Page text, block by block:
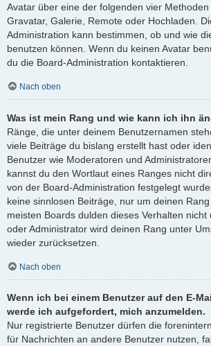
Avatar über eine der folgenden vier
Gravatar, Galerie, Remote oder Hochladen.
Administration kann bestimmen, ob und wie
benutzen können. Wenn du keinen Avatar
du die Board-Administration kontaktieren.
Nach oben
Was ist mein Rang und wie kann ich ihn
Ränge, die unter deinem Benutzernamen
viele Beiträge du bislang erstellt hast oder
Benutzer wie Moderatoren und
kannst du den Wortlaut eines Ranges nicht
von der Board-Administration festgelegt
keine sinnlosen Beiträge, nur um deinen
meisten Boards dulden dieses Verhalten
oder Administrator wird deinen Rang unter
wieder zurücksetzen.
Nach oben
Wenn ich bei einem Benutzer auf den E-
werde ich aufgefordert, mich anzumelden.
Nur registrierte Benutzer dürfen die
für Nachrichten an andere Benutzer nutzen,